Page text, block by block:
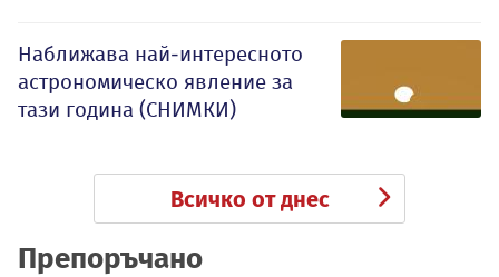
Наближава най-интересното
астрономическо явление за
тази година (СНИМКИ)
Всичко от днес
Препоръчано